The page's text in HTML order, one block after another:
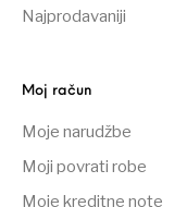
Najprodavaniji
Moj račun
Moje narudžbe
Moji povrati robe
Moje kreditne note